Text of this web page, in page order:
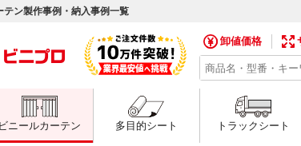
テン製作事例・納入事例一覧
卸値価格
ビニールカーテン 多目的シート トラックシート